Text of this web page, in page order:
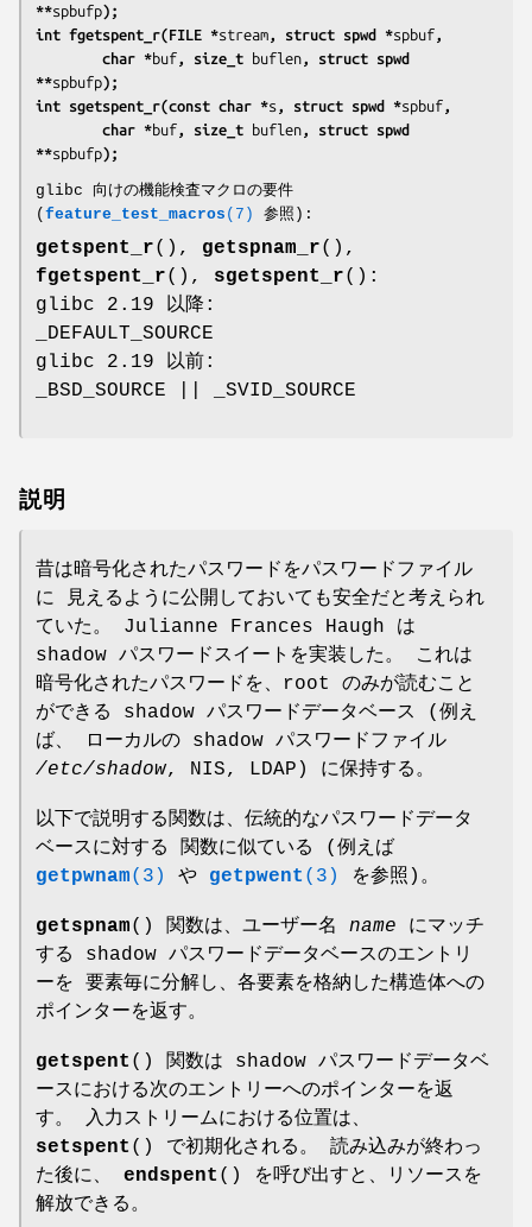
**spbufp);
int fgetspent_r(FILE *stream , struct spwd *spbuf ,
        char *
buf , size_t buflen , struct spwd
**spbufp);
int sgetspent_r(const char *s , struct spwd *spbuf ,
        char *
buf , size_t buflen , struct spwd
**spbufp);
glibc 向けの機能検査マクロの要件
( feature_test_macros (7) 参照):
getspent_r(), getspnam_r(),
fgetspent_r(), sgetspent_r():
glibc 2.19 以降:
_DEFAULT_SOURCE
glibc 2.19 以前:
_BSD_SOURCE || _SVID_SOURCE
説明
昔は暗号化されたパスワードをパスワードファイル
に 見えるように公開しておいても安全だと考えられ
ていた。 Julianne Frances Haugh は
shadow パスワードスイートを実装した。 これは
暗号化されたパスワードを、root のみが読むこと
ができる shadow パスワードデータベース (例え
ば、 ローカルの shadow パスワードファイル
/etc/shadow, NIS, LDAP) に保持する。
以下で説明する関数は、伝統的なパスワードデータ
ベースに対する 関数に似ている (例えば
getpwnam(3) や getpwent (3) を参照)。
getspnam() 関数は、ユーザー名 name にマッチ
する shadow パスワードデータベースのエントリ
ーを 要素毎に分解し、各要素を格納した構造体への
ポインターを返す。
getspent () 関数は shadow パスワードデータベ
ースにおける次のエントリーへのポインターを返
す。 入力ストリームにおける位置は、
setspent () で初期化される。 読み込みが終わっ
た後に、 endspent () を呼び出すと、リソースを
解放できる。